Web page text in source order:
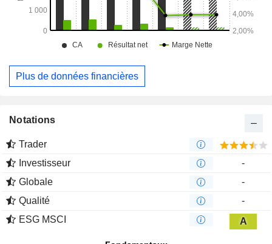
Plus de données financières
Notations
Trader
Investisseur
-
Globale
-
Qualité
-
ESG MSCI
A